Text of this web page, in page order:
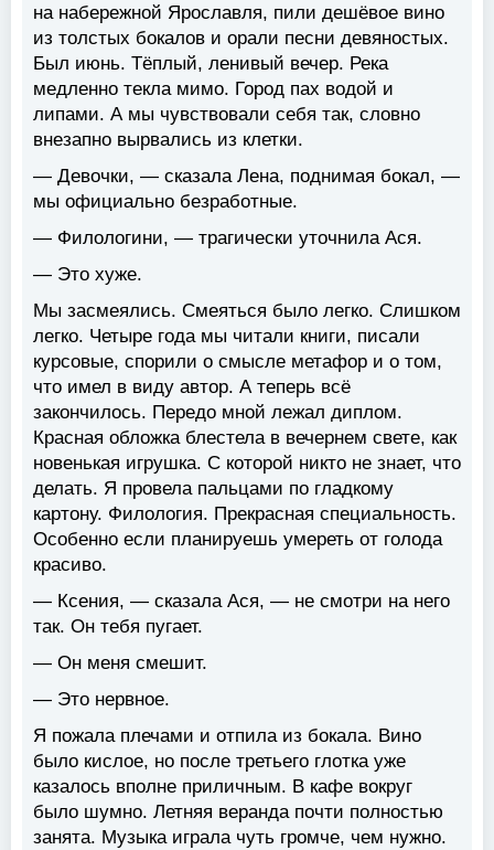
на набережной Ярославля, пили дешёвое вино
из толстых бокалов и орали песни девяностых.
Был июнь. Тёплый, ленивый вечер. Река
медленно текла мимо. Город пах водой и
липами. А мы чувствовали себя так, словно
внезапно вырвались из клетки.
— Девочки, — сказала Лена, поднимая бокал, —
мы официально безработные.
— Филологини, — трагически уточнила Ася.
— Это хуже.
Мы засмеялись. Смеяться было легко. Слишком
легко. Четыре года мы читали книги, писали
курсовые, спорили о смысле метафор и о том,
что имел в виду автор. А теперь всё
закончилось. Передо мной лежал диплом.
Красная обложка блестела в вечернем свете, как
новенькая игрушка. С которой никто не знает, что
делать. Я провела пальцами по гладкому
картону. Филология. Прекрасная специальность.
Особенно если планируешь умереть от голода
красиво.
— Ксения, — сказала Ася, — не смотри на него
так. Он тебя пугает.
— Он меня смешит.
— Это нервное.
Я пожала плечами и отпила из бокала. Вино
было кислое, но после третьего глотка уже
казалось вполне приличным. В кафе вокруг
было шумно. Летняя веранда почти полностью
занята. Музыка играла чуть громче, чем нужно.